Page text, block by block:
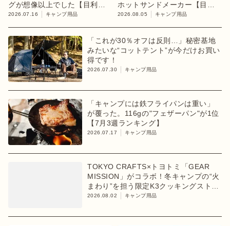
グが想像以上でした【目利き
のキャンプギア】
2026.07.16 キャンプ用品
ホットサンドメーカー【目利
きのキャンプギア】
2026.08.05 キャンプ用品
「これが30％オフは反則…」秘密基地
みたいな“コットテント”が今だけお買い
得です！
2026.07.30 キャンプ用品
「キャンプには鉄フライパンは重い」
が覆った。116gの"フェザーパン"が1位
【7月3週ランキング】
2026.07.17 キャンプ用品
TOKYO CRAFTS×トヨトミ「GEAR
MISSION」がコラボ！冬キャンプの“火
まわり”を担う限定K3クッキングストー
ブが登場
2026.08.02 キャンプ用品